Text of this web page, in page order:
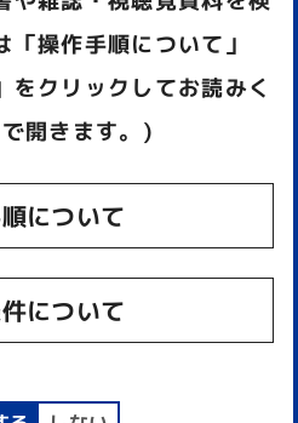
操作手順について」
をクリックしてお読みく
開きます。)
について
について